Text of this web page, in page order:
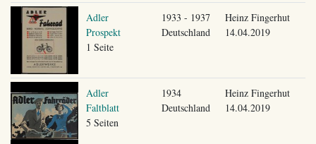
Adler
Prospekt
1 Seite
1933 - 1937
Deutschland
Heinz Fingerhut
14.04.2019
Adler
Faltblatt
5 Seiten
1934
Deutschland
Heinz Fingerhut
14.04.2019